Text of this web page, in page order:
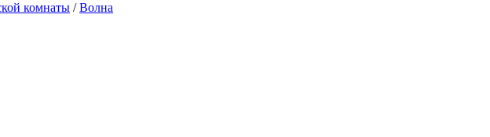
комнаты /Волна